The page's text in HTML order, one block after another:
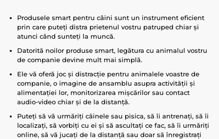
Produsele smart pentru câini sunt un instrument eficient
prin care puteți distra prietenul vostru patruped chiar și
atunci când sunteți la muncă.
Datorită noilor produse smart, legătura cu animalul vostru
de companie devine mult mai simplă.
Ele vă oferă joc și distracție pentru animalele voastre de
companie, o imagine de ansamblu asupra activității și
alimentației lor, monitorizarea mișcărilor sau contact
audio-video chiar și de la distanță.
Puteți să vă urmăriți câinele sau pisica, să îi antrenați, să îi
localizați, să vorbiți cu ei și să ascultați ce fac, să îi urmăriți
online, să vă jucați de la distanță sau doar să înregistrați